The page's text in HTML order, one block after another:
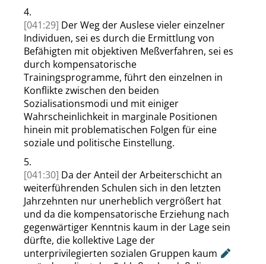
4.
[041:29] Der Weg der Auslese vieler einzelner
Individuen, sei es durch die Ermittlung von
Befähigten mit objektiven Meßverfahren, sei es
durch kompensatorische
Trainingsprogramme, führt den einzelnen in
Konflikte zwischen den beiden
Sozialisationsmodi und mit einiger
Wahrscheinlichkeit in marginale Positionen
hinein mit problematischen Folgen für eine
soziale und politische Einstellung.
5.
[041:30] Da der Anteil der Arbeiterschicht an
weiterführenden Schulen sich in den letzten
Jahrzehnten nur unerheblich vergrößert hat
und da die kompensatorische Erziehung nach
gegenwärtiger Kenntnis kaum in der Lage sein
dürfte, die kollektive Lage der
unterprivilegierten sozialen Gruppen kaum